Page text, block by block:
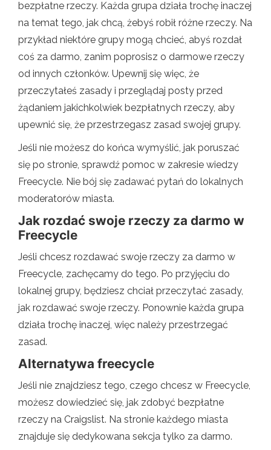
bezpłatne rzeczy. Każda grupa działa trochę inaczej
na temat tego, jak chcą, żebyś robił różne rzeczy. Na
przykład niektóre grupy mogą chcieć, abyś rozdał
coś za darmo, zanim poprosisz o darmowe rzeczy
od innych członków. Upewnij się więc, że
przeczytałeś zasady i przeglądaj posty przed
żądaniem jakichkolwiek bezpłatnych rzeczy, aby
upewnić się, że przestrzegasz zasad swojej grupy.
Jeśli nie możesz do końca wymyślić, jak poruszać
się po stronie, sprawdź pomoc w zakresie wiedzy
Freecycle. Nie bój się zadawać pytań do lokalnych
moderatorów miasta.
Jak rozdać swoje rzeczy za darmo w
Freecycle
Jeśli chcesz rozdawać swoje rzeczy za darmo w
Freecycle, zachęcamy do tego. Po przyjęciu do
lokalnej grupy, będziesz chciał przeczytać zasady,
jak rozdawać swoje rzeczy. Ponownie każda grupa
działa trochę inaczej, więc należy przestrzegać
zasad.
Alternatywa freecycle
Jeśli nie znajdziesz tego, czego chcesz w Freecycle,
możesz dowiedzieć się, jak zdobyć bezpłatne
rzeczy na Craigslist. Na stronie każdego miasta
znajduje się dedykowana sekcja tylko za darmo.